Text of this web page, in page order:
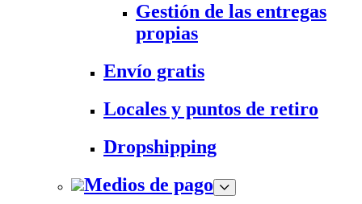
Gestión de las entregas
propias
Envío gratis
Locales y puntos de retiro
Dropshipping
Medios de pago